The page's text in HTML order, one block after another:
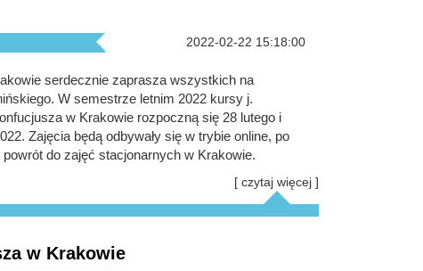
2022-02-22 15:18:00
serdecznie zaprasza wszystkich na
W semestrze letnim 2022 kursy j.
w Krakowie rozpoczną się 28 lutego i
Zajęcia będą odbywały się w trybie online, po
do zajęć stacjonarnych w Krakowie.
[ czytaj więcej ]
w Krakowie